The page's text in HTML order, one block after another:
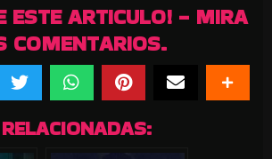
ESTE ARTICULO! - MIRA
COMENTARIOS.